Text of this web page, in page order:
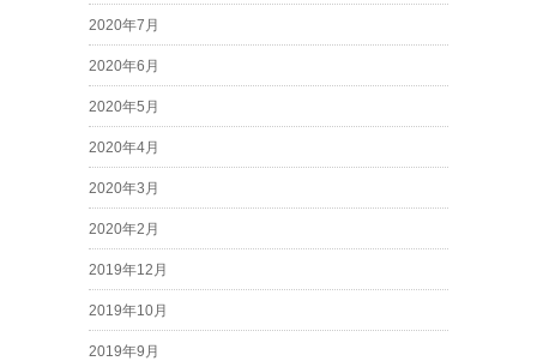
2020年7月
2020年6月
2020年5月
2020年4月
2020年3月
2020年2月
2019年12月
2019年10月
2019年9月